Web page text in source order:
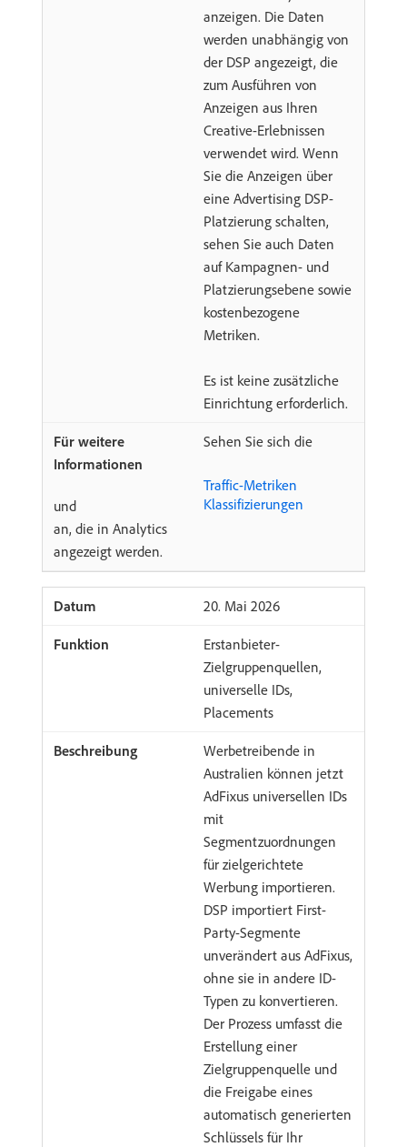
anzeigen. Die Daten
werden unabhängig von
der DSP angezeigt, die
zum Ausführen von
Anzeigen aus Ihren
Creative-Erlebnissen
verwendet wird. Wenn
Sie die Anzeigen über
eine Advertising DSP-
Platzierung schalten,
sehen Sie auch Daten
auf Kampagnen- und
Platzierungsebene sowie
kostenbezogene
Metriken.
Es ist keine zusätzliche
Einrichtung erforderlich.
Sehen Sie sich die
Traffic-Metriken
und
Klassifizierungen
an, die in Analytics
angezeigt werden.
​20. Mai 2026
Erstanbieter-
Zielgruppenquellen,
universelle IDs,
Placements
Werbetreibende in
Australien können jetzt
AdFixus universellen IDs
mit
Segmentzuordnungen
für zielgerichtete
Werbung importieren.
DSP importiert First-
Party-Segmente
unverändert aus AdFixus,
ohne sie in andere ID-
Typen zu konvertieren.
Der Prozess umfasst die
Erstellung einer
Zielgruppenquelle und
die Freigabe eines
automatisch generierten
Schlüssels für Ihr